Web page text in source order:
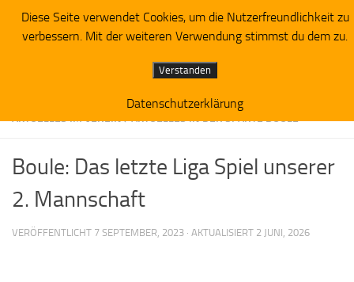
Zum Inhalt springen
AKTUELLES IM VEREIN/AKTUELLES IN DER SPARTE BOULE
Boule: Das letzte Liga Spiel unserer
2. Mannschaft
VERÖFFENTLICHT 7 SEPTEMBER, 2023 · AKTUALISIERT 2 JUNI, 2026
Diese Seite verwendet Cookies, um die Nutzerfreundlichkeit zu
verbessern. Mit der weiteren Verwendung stimmst du dem zu.
Verstanden
Datenschutzerklärung